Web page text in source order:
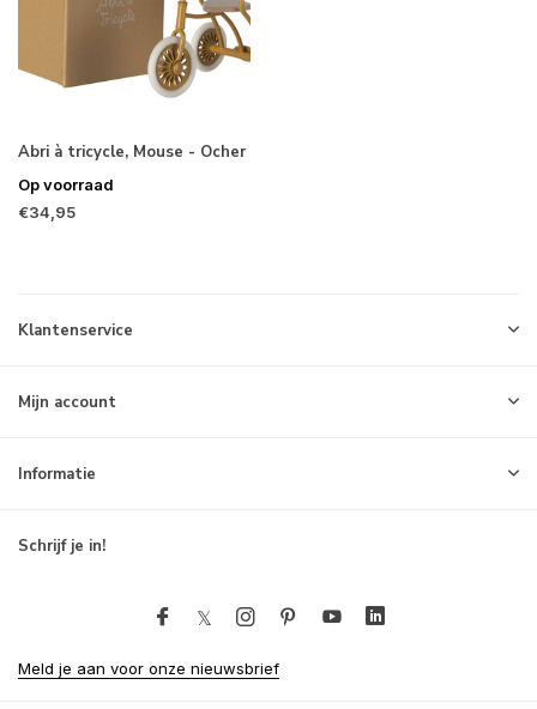
Abri à tricycle, Mouse - Ocher
Op voorraad
€34,95
Klantenservice
Mijn account
Informatie
Schrijf je in!
Meld je aan voor onze nieuwsbrief